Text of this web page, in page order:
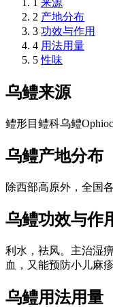
1 来源
2 产地分布
3 功效与作用
4 用法用量
5 性味
乌鳢来源
鳢形目鳢科乌鳢
乌鳢产地分布
除西部高原外，全国
乌鳢功效与作
利水，袪风。主治湿
血，又能预防小儿麻疹
乌鳢用法用量